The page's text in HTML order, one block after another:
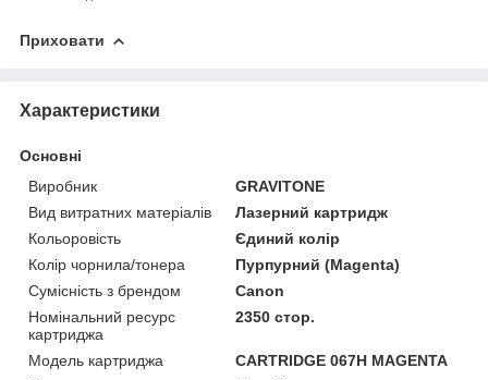
Приховати
Характеристики
Основні
Виробник
GRAVITONE
Вид витратних матеріалів
Лазерний картридж
Кольоровість
Єдиний колір
Колір чорнила/тонера
Пурпурний (Magenta)
Сумісність з брендом
Canon
Номінальний ресурс
картриджа
2350 стор.
Модель картриджа
CARTRIDGE 067H MAGENTA